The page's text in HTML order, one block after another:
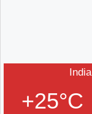
India
+25°C